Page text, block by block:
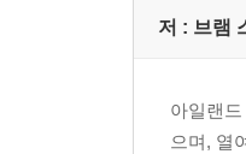
저 : 브램
아일랜
으며, 열